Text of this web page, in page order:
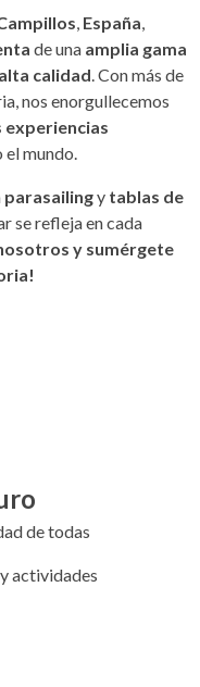
, España,
de una amplia gama
calidad. Con más de
nos enorgullecemos
experiencias
el mundo.
parasailingy tablas de
se refleja en cada
y sumérgete
de todas
actividades